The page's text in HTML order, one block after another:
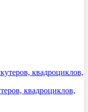
квадроциклов,